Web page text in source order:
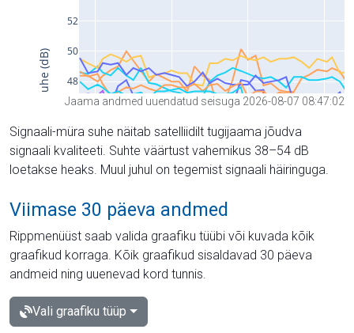
Jaama andmed uuendatud seisuga 2026-08-07 08:47:02
Signaali-müra suhe näitab satelliidilt tugijaama jõudva
signaali kvaliteeti. Suhte väärtust vahemikus 38–54 dB
loetakse heaks. Muul juhul on tegemist signaali häiringuga.
Viimase 30 päeva andmed
Rippmenüüst saab valida graafiku tüübi või kuvada kõik
graafikud korraga. Kõik graafikud sisaldavad 30 päeva
andmeid ning uuenevad kord tunnis.
Vali graafiku tüüp